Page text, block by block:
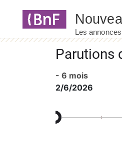
Parutions
- 6 mois
2/6/2026